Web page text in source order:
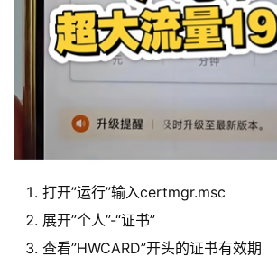
首
流
打开”运行”输入certmgr.msc
展开”个人”-“证书”
查看”HWCARD”开头的证书有效期